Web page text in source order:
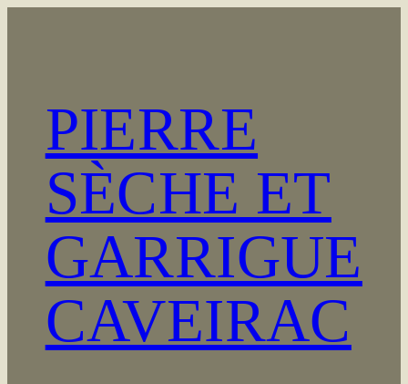
PIERRE
SÈCHE ET
GARRIGUE
CAVEIRAC